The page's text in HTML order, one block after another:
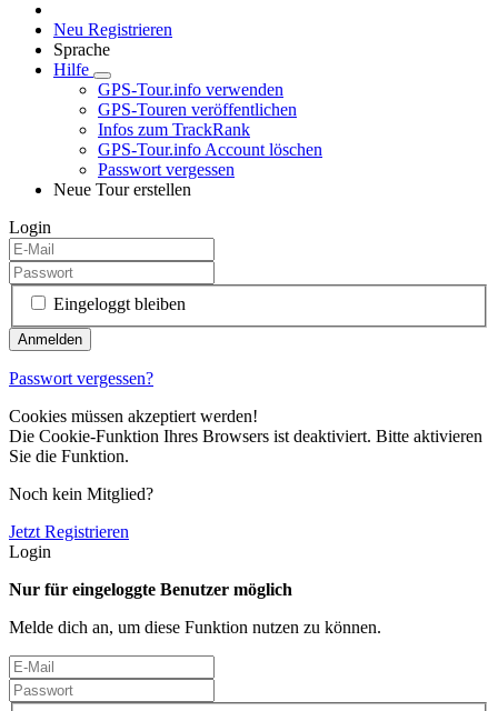
Neu Registrieren
Sprache
Hilfe
GPS-Tour.info verwenden
GPS-Touren veröffentlichen
Infos zum TrackRank
GPS-Tour.info Account löschen
Passwort vergessen
Neue Tour erstellen
Login
Eingeloggt bleiben
Passwort vergessen?
Cookies müssen akzeptiert werden!
Die Cookie-Funktion Ihres Browsers ist deaktiviert. Bitte aktivieren
Sie die Funktion.
Noch kein Mitglied?
Jetzt Registrieren
Login
Nur für eingeloggte Benutzer möglich
Melde dich an, um diese Funktion nutzen zu können.